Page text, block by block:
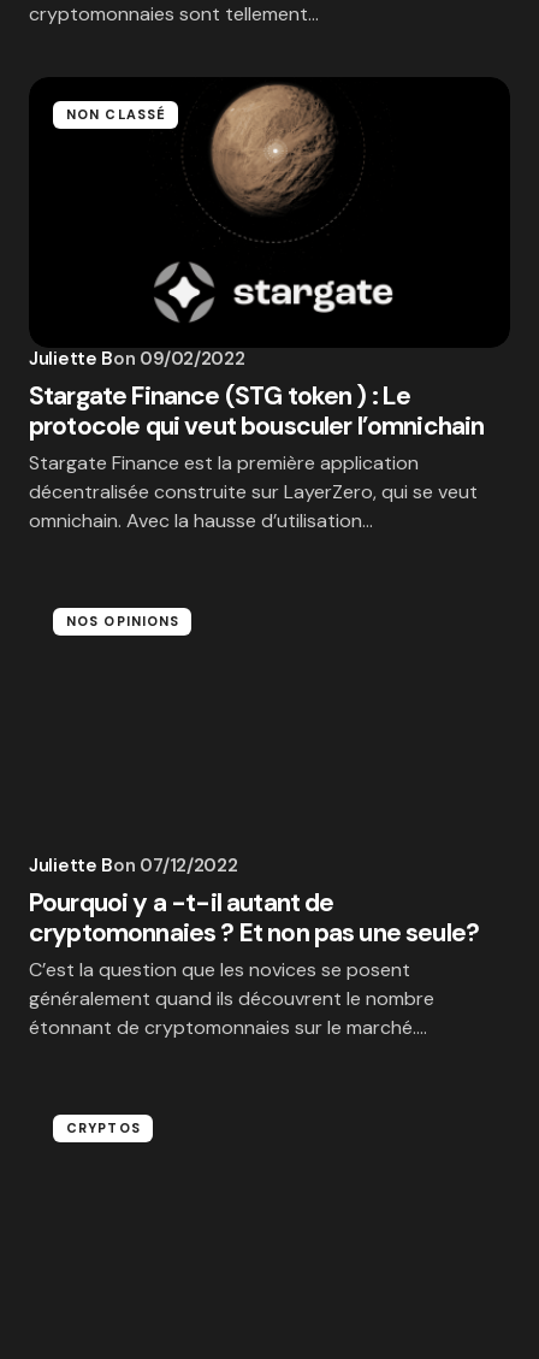
cryptomonnaies sont tellement…
NON CLASSÉ
Juliette Bon 09/02/2022
Stargate Finance (STG token ) : Le
protocole qui veut bousculer l’omnichain
Stargate Finance est la première application
décentralisée construite sur LayerZero, qui se veut
omnichain. Avec la hausse d’utilisation…
NOS OPINIONS
Juliette Bon 07/12/2022
Pourquoi y a -t-il autant de
cryptomonnaies ? Et non pas une seule?
C’est la question que les novices se posent
généralement quand ils découvrent le nombre
étonnant de cryptomonnaies sur le marché.…
CRYPTOS